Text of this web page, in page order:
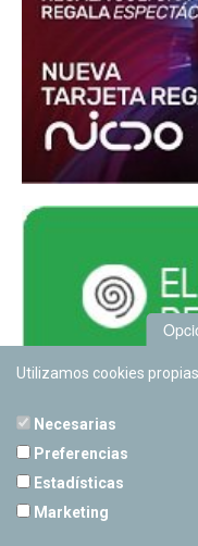
Utilizamos cookies
Necesarias
Preferencias
Estadísticas
Marketing